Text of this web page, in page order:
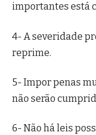
importantes está
4- A severidade
reprime.
5- Impor penas
não serão
6- Não há leis